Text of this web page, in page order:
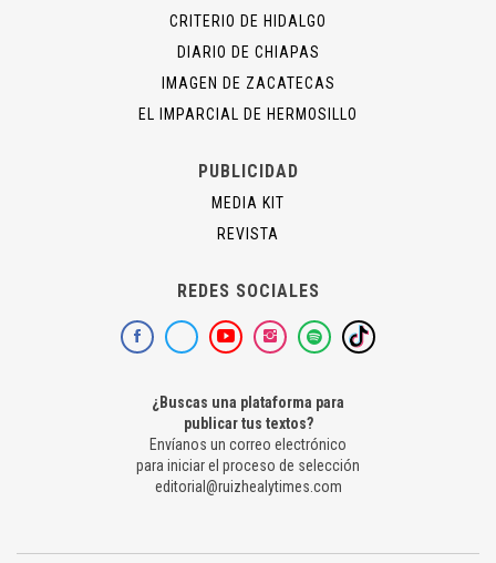
CRITERIO DE HIDALGO
DIARIO DE CHIAPAS
IMAGEN DE ZACATECAS
EL IMPARCIAL DE HERMOSILLO
PUBLICIDAD
MEDIA KIT
REVISTA
REDES SOCIALES
¿Buscas una plataforma para
publicar tus textos?
Envíanos un correo electrónico
para iniciar el proceso de selección
editorial@ruizhealytimes.com